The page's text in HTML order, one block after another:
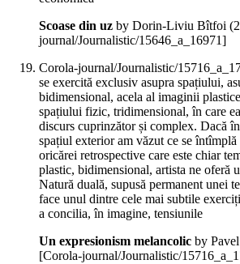
Scoase din uz by Dorin-Liviu Bîtfoi (
journal/Journalistic/15646_a_16971]
Corola-journal/Journalistic/
se exercită exclusiv asupra spațiului,
bidimensional, acela al imaginii
spațiului fizic, tridimensional, în care
discurs cuprinzător și complex. Dacă
spațiul exterior am văzut ce se întîmplă
oricărei retrospective care este chiar
plastic, bidimensional, artista ne oferă
Natură duală, supusă permanent unei
face unul dintre cele mai subtile
a concilia, în imagine, tensiunile
Un expresionism melancolic by
[Corola-journal/Journalistic/